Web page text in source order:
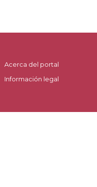
Acerca del portal
Información legal